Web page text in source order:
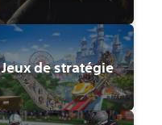
Jeux de stratégie